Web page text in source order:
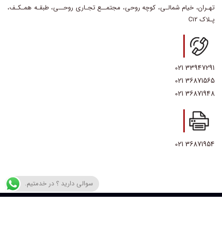
تهـران، خیام شمالـی، کوچه روحی، مجتمــع تجـاری روحــی، طبقـه همـکـف،
پـلاک C12
33947291 021
36871565 021
36871948 021
36871954 021
سوالی دارید ؟ در خدمتیم.